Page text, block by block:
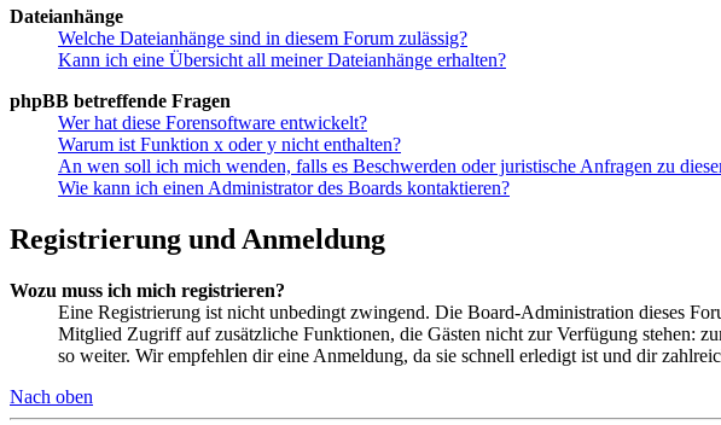
Dateianhänge
Welche Dateianhänge sind in diesem Forum zulässig?
Kann ich eine Übersicht all meiner Dateianhänge erhalten?
phpBB betreffende Fragen
Wer hat diese Forensoftware entwickelt?
Warum ist Funktion x oder y nicht enthalten?
An wen soll ich mich wenden, falls es Beschwerden oder juristische Anfragen zu
Wie kann ich einen Administrator des Boards kontaktieren?
Registrierung und Anmeldung
Wozu muss ich mich registrieren?
Eine Registrierung ist nicht unbedingt zwingend. Die Board-Administration dieses
Mitglied Zugriff auf zusätzliche Funktionen, die Gästen nicht zur Verfügung stehen:
so weiter. Wir empfehlen dir eine Anmeldung, da sie schnell erledigt ist und dir
Nach oben